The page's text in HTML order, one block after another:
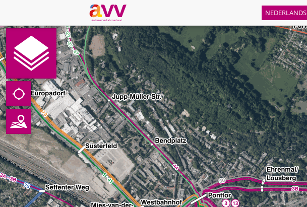
NEDERLANDS